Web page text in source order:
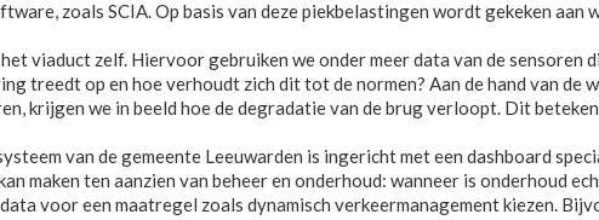
zoals SCIA. Op basis van deze piekbelastingen wordt gekeken aan
viaduct zelf. Hiervoor gebruiken we onder meer data van de sensoren
treedt op en hoe verhoudt zich dit tot de normen? Aan de hand van de
krijgen we in beeld hoe de degradatie van de brug verloopt. Dit
van de gemeente Leeuwarden is ingericht met een dashboard
maken ten aanzien van beheer en onderhoud: wanneer is onderhoud
voor een maatregel zoals dynamisch verkeermanagement kiezen.